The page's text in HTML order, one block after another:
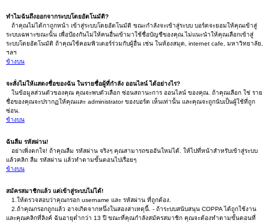
ทำไมฉันถึงออกจากระบบโดยอัตโนมัติ?
ถ้าคุณไม่ได้กาถูกหน้า เข้าสู่ระบบโดยอัตโนมัติ ขณะกำลังจะเข้าสู่ระบบ บอร์ดจะยอมให้คุณเข้าสู่
ระบบเฉพาะขณะนั้น เพื่อป้องกันไม่ให้คนอื่นเข้ามาใช้ชื่อบัญชีของคุณ.ไม่แนะนำให้คุณเลือกเข้าสู่
ระบบโดยอัตโนมัติ ถ้าคุณใช้คอมพิวเตอร์ร่วมกับผู้อื่น เช่น ในห้องสมุด, internet cafe, มหาวิทยาลัย,
ฯลฯ
ข้างบน
จะสั่งไม่ให้แสดงชื่อของฉัน ในรายชื่อผู้ที่กำลัง ออนไลน์ ได้อย่างไร?
ในข้อมูลส่วนตัวของคุณ คุณจะพบตัวเลือก ซ่อนสถานะการ ออนไลน์ ของคุณ. ถ้าคุณเลือก ใช่ ราย
ชื่อของคุณจะปรากฏให้คุณและ administrator ของบอร์ด เห็นเท่านั้น และคุณจะถูกนับเป็นผู้ใช้ที่ถูก
ซ่อน.
ข้างบน
ฉันลืม รหัสผ่าน!
อย่าเพิ่งตกใจ! ถ้าคุณลืม รหัสผ่าน จริงๆ คุณสามารถขออันใหม่ได้. ให้ไปที่หน้าสำหรับเข้าสู่ระบบ
แล้วคลิก ลืม รหัสผ่าน แล้วทำตามขั้นตอนไปเรื่อยๆ
ข้างบน
สมัครสมาชิกแล้ว แต่เข้าสู่ระบบไม่ได้!
1.ให้ตรวจสอบว่าคุณกรอก username และ รหัสผ่าน ที่ถูกต้อง.
2.ถ้าคุณกรอกถูกแล้ว อาจเกิดจากหนึ่งในสองสาเหตุนี้. - ถ้าระบบสนับสนุน COPPA ได้ถูกใช้งาน
และคุณคลิกที่ลิงค์ ฉันอายุต่ำกว่า 13 ปี ขณะที่คุณกำลังสมัครสมาชิก คุณจะต้องทำตามขั้นตอนที่